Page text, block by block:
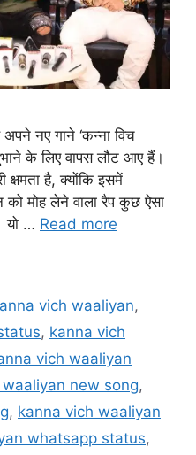
अपने नए गाने ‘कन्ना विच
के लिए वापस लौट आए हैं।
क्षमता है, क्योंकि इसमें
मोह लेने वाला रैप कुछ ऐसा
यो … Read more
vich waaliyan,
, kanna vich
vich waaliyan
new song,
, kanna vich waaliyan
whatsapp status,